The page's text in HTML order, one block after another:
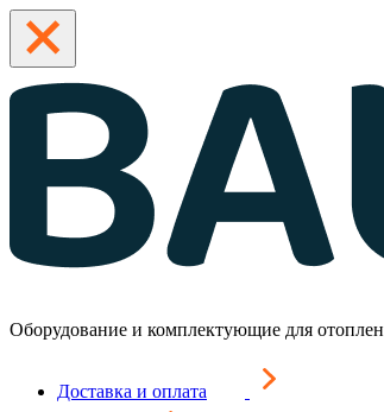
Оборудование и комплектующие для
Доставка и оплата